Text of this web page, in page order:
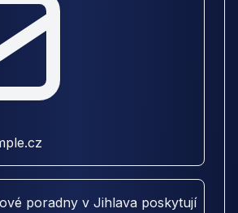
poradny v Jihlava poskytují